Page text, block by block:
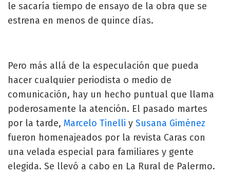
le sacaría tiempo de ensayo de la obra que se
estrena en menos de quince días.
Pero más allá de la especulación que pueda
hacer cualquier periodista o medio de
comunicación, hay un hecho puntual que llama
poderosamente la atención. El pasado martes
por la tarde, Marcelo Tinelli y Susana Giménez
fueron homenajeados por la revista Caras con
una velada especial para familiares y gente
elegida. Se llevó a cabo en La Rural de Palermo.